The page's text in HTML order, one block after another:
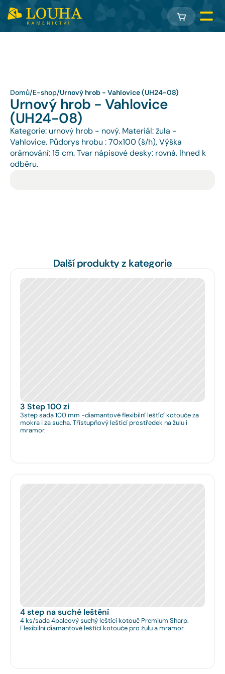
Domů/E-shop/Urnový hrob - Vahlovice (UH24-08)
Urnový hrob - Vahlovice
(UH24-08)
Kategorie: urnový hrob - nový. Materiál: žula -
Vahlovice. Půdorys hrobu : 70x100 (š/h), Výška
orámování: 15 cm. Tvar nápisové desky: rovná. Ihned k
odběru.
Další produkty z kategorie
3 Step 100 zi
3step sada 100 mm -diamantové flexibilní leštící kotouče za
mokra i za sucha. Třístupňový lešticí prostředek na žulu i
mramor.
4 step na suché leštění
4 ks/sada 4palcový suchý leštící kotouč Premium Sharp.
Flexibilní diamantové leštící kotouče pro žulu a mramor